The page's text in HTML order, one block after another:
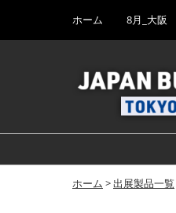
キ
し
to
ホーム 8月_大阪
ホーム >出展製品一覧